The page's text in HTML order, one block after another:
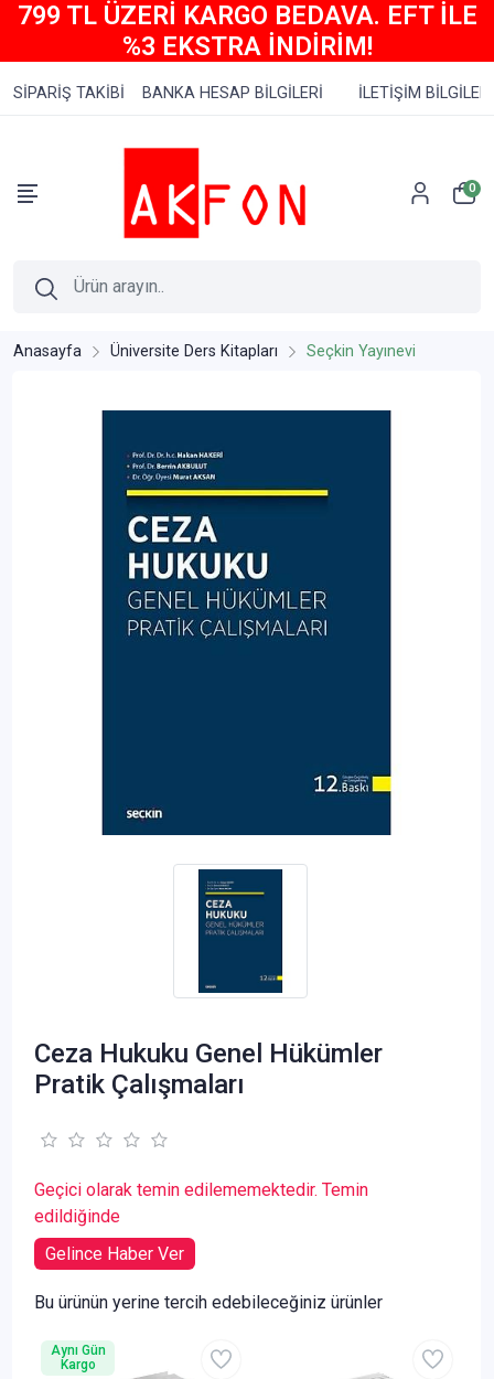
799 TL ÜZERİ KARGO BEDAVA. EFT İLE
%3 EKSTRA İNDİRİM!
SİPARİŞ TAKİBİ BANKA HESAP BİLGİLERİ İLETİŞİM BİLGİLERİ
0
Anasayfa Üniversite Ders Kitapları Seçkin Yayınevi
Ceza Hukuku Genel Hükümler
Pratik Çalışmaları
Geçici olarak temin edilememektedir. Temin
edildiğinde
Gelince Haber Ver
Bu ürünün yerine tercih edebileceğiniz ürünler
Aynı Gün
Kargo